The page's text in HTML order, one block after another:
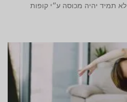
תמיד יהיה מכוסה ע״י קופות